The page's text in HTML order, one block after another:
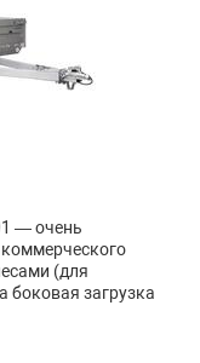
— очень
(для
боковая загрузка